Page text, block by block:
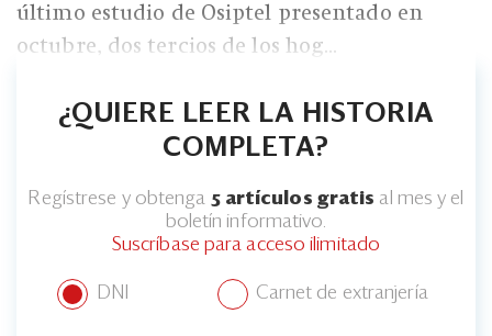
último estudio de Osiptel presentado en
octubre, dos tercios de los hog...
¿QUIERE LEER LA HISTORIA
COMPLETA?
Regístrese y obtenga 5 artículos gratis al mes y el
boletín informativo.
Suscríbase para acceso ilimitado
DNI Carnet de extranjería